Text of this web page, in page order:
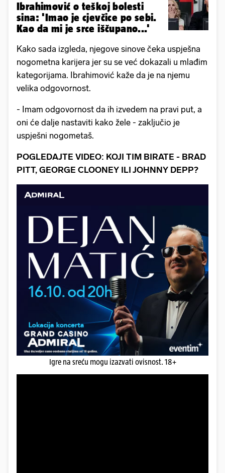
Ibrahimović o teškoj bolesti
sina: 'Imao je cjevčice po sebi.
Kao da mi je srce iščupano...'
Kako sada izgleda, njegove sinove čeka uspješna
nogometna karijera jer su se već dokazali u mlađim
kategorijama. Ibrahimović kaže da je na njemu
velika odgovornost.
- Imam odgovornost da ih izvedem na pravi put, a
oni će dalje nastaviti kako žele - zaključio je
uspješni nogometaš.
POGLEDAJTE VIDEO: KOJI TIM BIRATE - BRAD
PITT, GEORGE CLOONEY ILI JOHNNY DEPP?
Igre na sreću mogu izazvati ovisnost. 18+